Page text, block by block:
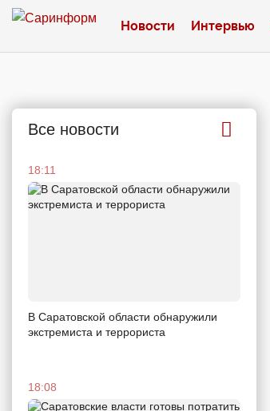
Новости Интервью
Все новости
18:11
В Саратовской области обнаружили
экстремиста и террориста
18:08